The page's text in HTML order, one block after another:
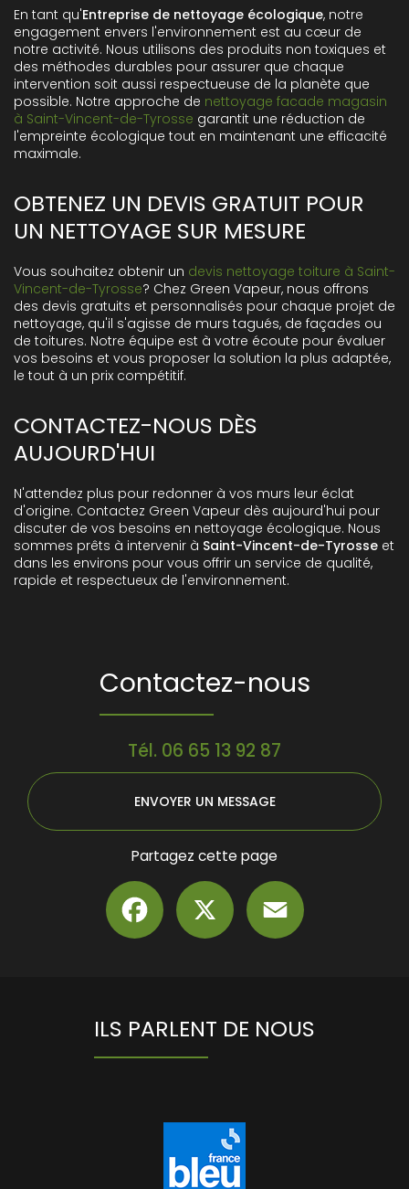
En tant qu'Entreprise de nettoyage écologique, notre
engagement envers l'environnement est au cœur de
notre activité. Nous utilisons des produits non toxiques et
des méthodes durables pour assurer que chaque
intervention soit aussi respectueuse de la planète que
possible. Notre approche de nettoyage facade magasin
à Saint-Vincent-de-Tyrosse garantit une réduction de
l'empreinte écologique tout en maintenant une efficacité
maximale.
OBTENEZ UN DEVIS GRATUIT POUR
UN NETTOYAGE SUR MESURE
Vous souhaitez obtenir un devis nettoyage toiture à Saint-
Vincent-de-Tyrosse? Chez Green Vapeur, nous offrons
des devis gratuits et personnalisés pour chaque projet de
nettoyage, qu'il s'agisse de murs tagués, de façades ou
de toitures. Notre équipe est à votre écoute pour évaluer
vos besoins et vous proposer la solution la plus adaptée,
le tout à un prix compétitif.
CONTACTEZ-NOUS DÈS
AUJOURD'HUI
N'attendez plus pour redonner à vos murs leur éclat
d'origine. Contactez Green Vapeur dès aujourd'hui pour
discuter de vos besoins en nettoyage écologique. Nous
sommes prêts à intervenir à Saint-Vincent-de-Tyrosse et
dans les environs pour vous offrir un service de qualité,
rapide et respectueux de l'environnement.
Contactez-nous
Tél. 06 65 13 92 87
ENVOYER UN MESSAGE
Partagez cette page
Facebook
ILS PARLENT DE NOUS